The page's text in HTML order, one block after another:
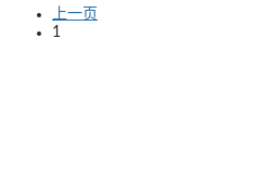
上一页
1